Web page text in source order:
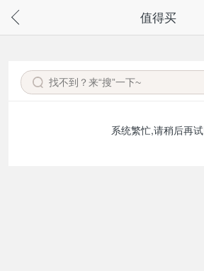
请通过微信或支付宝搜“奇兔客小程序”访问
值得买
系统繁忙,请稍后再